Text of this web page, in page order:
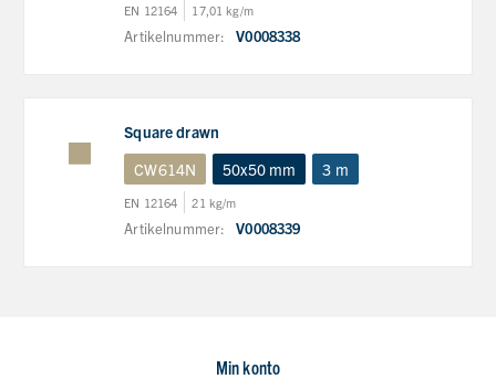
EN 12164 17,01 kg/m
Artikelnummer: V0008338
Square drawn
CW614N
50x50 mm 3 m
EN 12164 21 kg/m
Artikelnummer: V0008339
Min konto